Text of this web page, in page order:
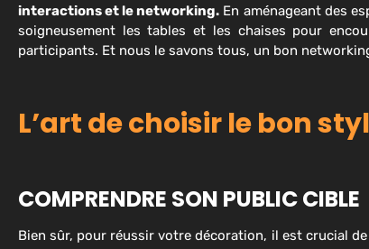
interactions et le networking. En aménageant des
soigneusement les tables et les chaises pour
participants. Et nous le savons tous, un bon
L’art de choisir le bon
COMPRENDRE SON PUBLIC CIBLE
Bien sûr, pour réussir votre décoration, il est crucial